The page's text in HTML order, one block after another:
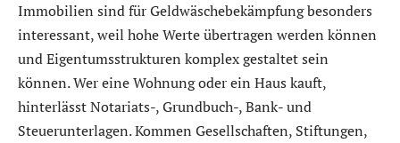
Immobilien sind für Geldwäschebekämpfung besonders
interessant, weil hohe Werte übertragen werden können
und Eigentumsstrukturen komplex gestaltet sein
können. Wer eine Wohnung oder ein Haus kauft,
hinterlässt Notariats-, Grundbuch-, Bank- und
Steuerunterlagen. Kommen Gesellschaften, Stiftungen,